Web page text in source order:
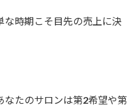
な時期こそ目先の売上に決
なたのサロンは第2希望や第